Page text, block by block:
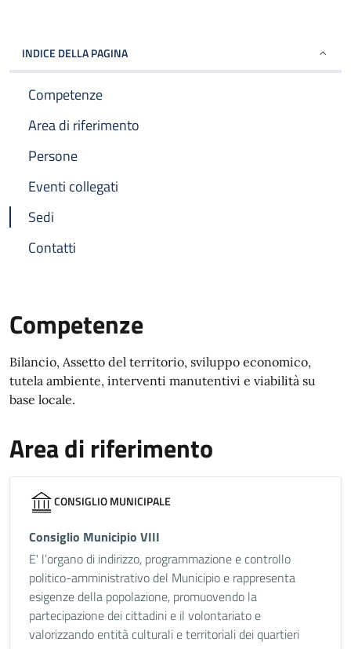
INDICE DELLA PAGINA
Competenze
Area di riferimento
Persone
Eventi collegati
Sedi
Contatti
Competenze
Bilancio, Assetto del territorio, sviluppo economico,
tutela ambiente, interventi manutentivi e viabilità su
base locale.
Area di riferimento
CONSIGLIO MUNICIPALE
Consiglio Municipio VIII
E' l’organo di indirizzo, programmazione e controllo
politico-amministrativo del Municipio e rappresenta
esigenze della popolazione, promuovendo la
partecipazione dei cittadini e il volontariato e
valorizzando entità culturali e territoriali dei quartieri